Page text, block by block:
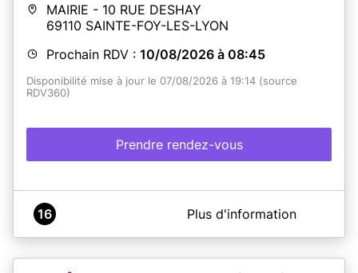
MAIRIE - 10 RUE DESHAY
69110 SAINTE-FOY-LES-LYON
Prochain RDV : 10/08/2026 à 08:45
Disponibilité mise à jour le 07/08/2026 à 19:14 (source
RDV360)
Prendre rendez-vous
A propos de VILLE DE SAINTE-FOY-LES-LYON
d'identité ou de passeports biométrique.
16 Plus d'information